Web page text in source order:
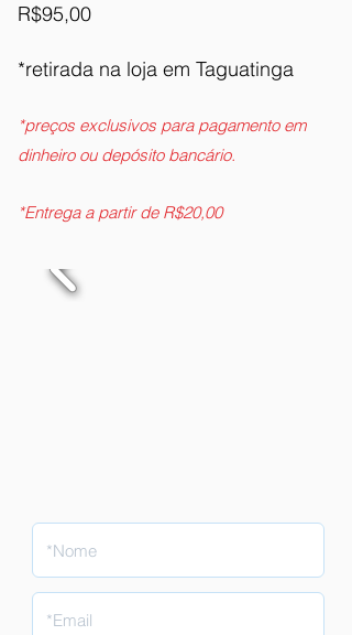
R$95,00
*retirada na loja em Taguatinga
*preços exclusivos para pagamento em
dinheiro ou depósito bancário.
*Entrega a partir de R$20,00